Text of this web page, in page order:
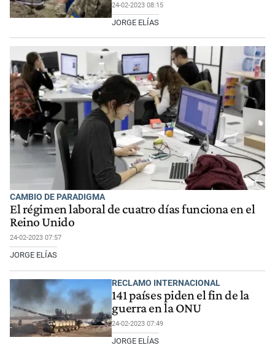
24-02-2023 08:15
JORGE ELÍAS
CAMBIO DE PARADIGMA
El régimen laboral de cuatro días funciona en el
Reino Unido
24-02-2023 07:57
JORGE ELÍAS
RECLAMO INTERNACIONAL
141 países piden el fin de la
guerra en la ONU
24-02-2023 07:49
JORGE ELÍAS